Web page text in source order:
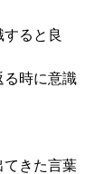
ると良
る時に意識
てきた言葉